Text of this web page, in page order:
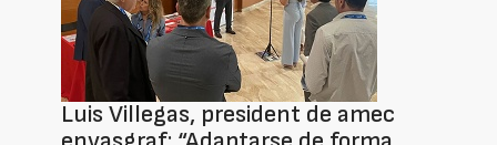
Luis Villegas, president de amec